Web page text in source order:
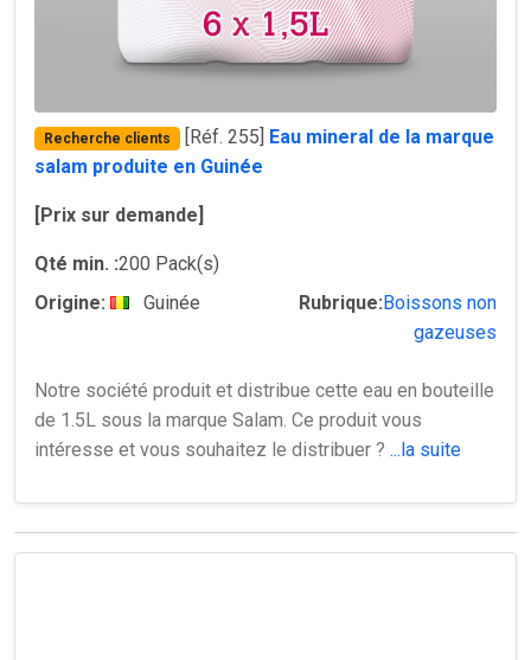
Recherche clients [Réf. 255] Eau mineral de la marque
salam produite en Guinée
[Prix sur demande]
Qté min. :200 Pack(s)
Origine:
Guinée Rubrique:Boissons non
gazeuses
Notre société produit et distribue cette eau en bouteille
de 1.5L sous la marque Salam. Ce produit vous
intéresse et vous souhaitez le distribuer ? ...la suite